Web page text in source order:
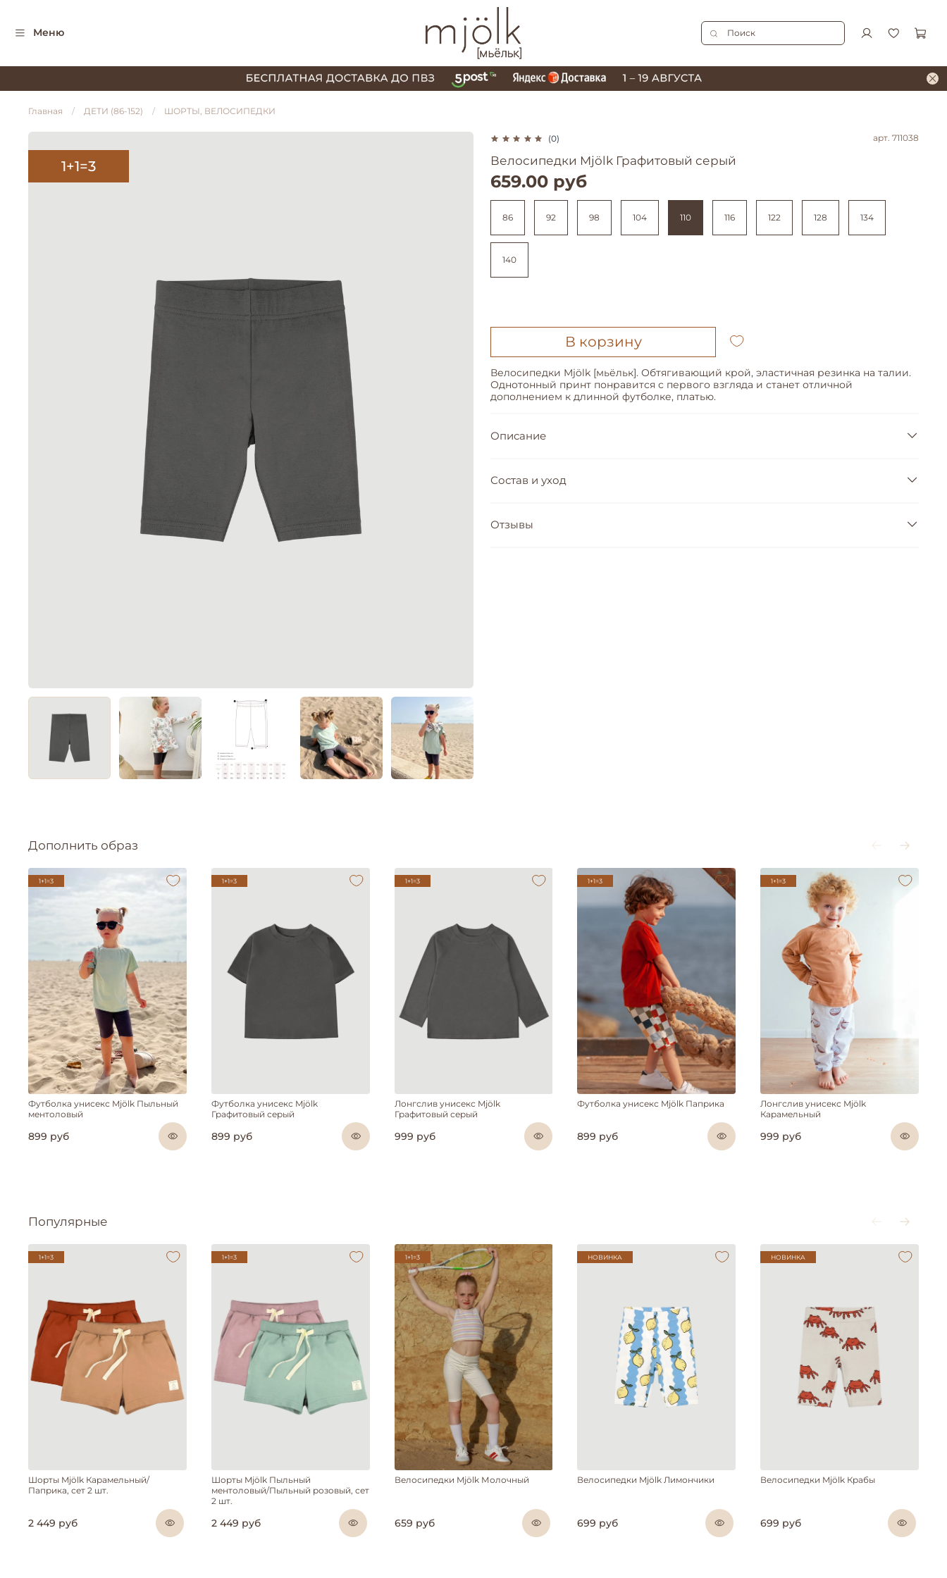
Меню
Главная ДЕТИ (86-152) ШОРТЫ, ВЕЛОСИПЕДКИ
1+1=3
(0) арт. 711038
Велосипедки Mjölk Графитовый серый
659.00 руб
В корзину
86 92 98 104 110 116 122 128 134
140
Велосипедки Mjölk [мьёльк]. Обтягивающий крой, эластичная резинка на талии.
Однотонный принт понравится с первого взгляда и станет отличной
дополнением к длинной футболке, платью.
Описание
Состав и уход
Отзывы
Дополнить образ
1+1=3
Футболка унисекс Mjölk Пыльный
ментоловый
899 руб
1+1=3
Футболка унисекс Mjölk
Графитовый серый
899 руб
1+1=3
Лонгслив унисекс Mjölk
Графитовый серый
999 руб
1+1=3
Футболка унисекс Mjölk Паприка
899 руб
1+1=3
Лонгслив унисекс Mjölk
Карамельный
999 руб
Популярные
1+1=3
Шорты Mjölk Карамельный/
Паприка, сет 2 шт.
2 449 руб
1+1=3
Шорты Mjölk Пыльный
ментоловый/Пыльный розовый, сет
2 шт.
2 449 руб
1+1=3
Велосипедки Mjölk Молочный
659 руб
НОВИНКА
Велосипедки Mjölk Лимончики
699 руб
НОВИНКА
Велосипедки Mjölk Крабы
699 руб